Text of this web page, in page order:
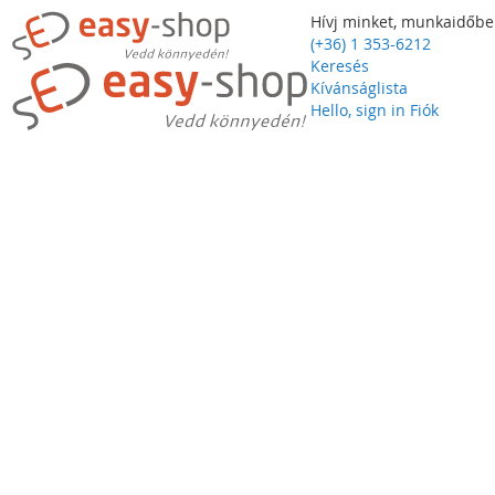
Hívj minket,
(+36) 1 353-6212
Keresés
Kívánságlista
Hello, sign in Fiók